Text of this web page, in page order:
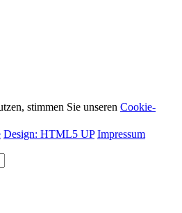
stimmen Sie unseren Cookie-
Design: HTML5 UP Impressum